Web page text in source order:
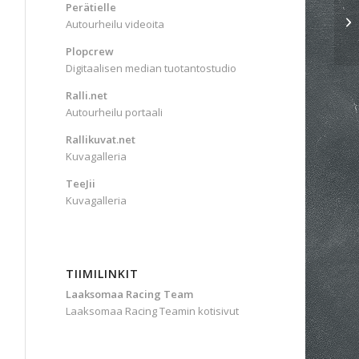
Perätielle
Autourheilu videoita
Plopcrew
Digitaalisen median tuotantostudio
Ralli.net
Autourheilu portaali
Rallikuvat.net
Kuvagalleria
TeeJii
Kuvagalleria
TIIMILINKIT
Laaksomaa Racing Team
Laaksomaa Racing Teamin kotisivut